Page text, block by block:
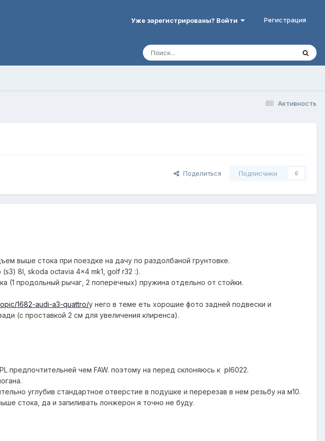
Уже зарегистрированы? Войти Регистрация
Активность
Поделиться Подписчики 0
выше стока при поездке на дачу по раздолбаной грунтовке.
8l, skoda octavia 4x4 mk1, golf r32 :).
продольный рычаг, 2 поперечных) пружина отдельно от стойки.
1682-audi-a3-quattro/у него в теме еть хорошие фото задней подвески и
(с проставкой 2 см для увеличения клиренса).
предпочтительней чем FAW. поэтому на перед склоняюсь к pl6022.
углубив стандартное отверстие в подушке и перерезав в нем резьбу на м10.
стока, да и запиливать лонжерон я точно не буду.